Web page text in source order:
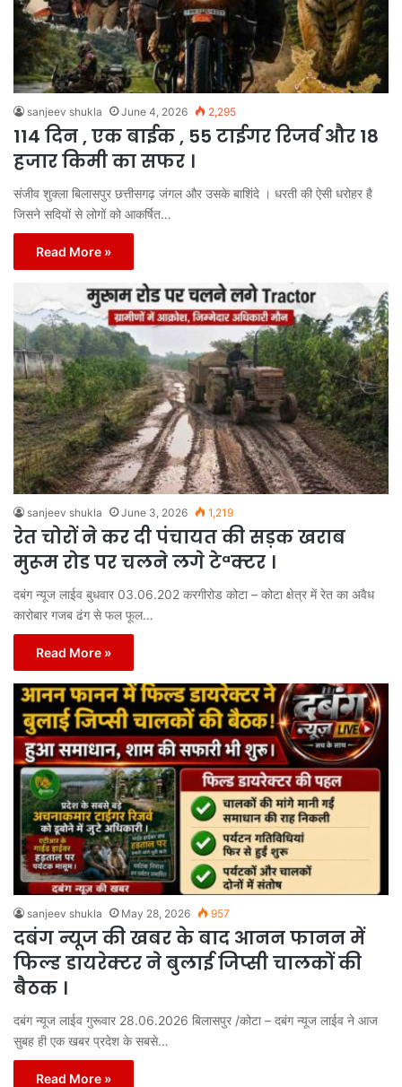
sanjeev shukla June 4, 2026 2,295
114 दिन , एक बाईक , 55 टाईगर रिजर्व और 18
हजार किमी का सफर ।
संजीव शुक्ला बिलासपुर छत्तीसगढ़ जंगल और उसके बाशिंदे । धरती की ऐसी धरोहर है
जिसने सदियों से लोगों को आकर्षित…
Read More »
sanjeev shukla June 3, 2026 1,219
रेत चोरों ने कर दी पंचायत की सड़क खराब
मुरूम रोड पर चलने लगे टेªक्टर ।
दबंग न्यूज लाईव बुधवार 03.06.202 करगीरोड कोटा – कोटा क्षेत्र में रेत का अवैध
कारोबार गजब ढंग से फल फूल…
Read More »
sanjeev shukla May 28, 2026 957
दबंग न्यूज की खबर के बाद आनन फानन में
फिल्ड डायरेक्टर ने बुलाई जिप्सी चालकों की
बैठक ।
दबंग न्यूज लाईव गुरूवार 28.06.2026 बिलासपुर /कोटा – दबंग न्यूज लाईव ने आज
सुबह ही एक खबर प्रदेश के सबसे…
Read More »